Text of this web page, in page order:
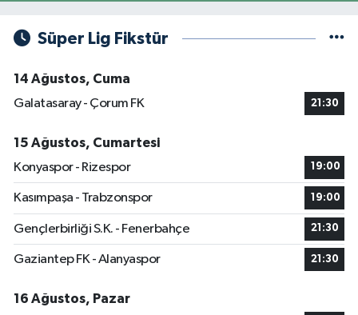
Süper Lig Fikstür
14 Ağustos, Cuma
Galatasaray - Çorum FK
21:30
15 Ağustos, Cumartesi
Konyaspor - Rizespor
19:00
Kasımpaşa - Trabzonspor 19:00
Gençlerbirliği S.K. - Fenerbahçe 21:30
Gaziantep FK - Alanyaspor 21:30
16 Ağustos, Pazar